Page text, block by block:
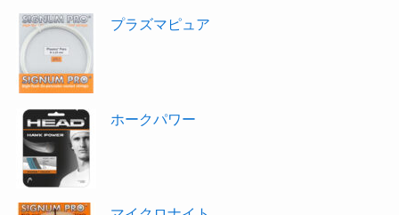
プラズマピュア
ホークパワー